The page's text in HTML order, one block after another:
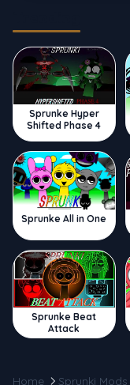
Sprunke Hyper
Shifted Phase 4
Sprunke All in One
Sprunke Beat
Attack
Home Sprunki Mods